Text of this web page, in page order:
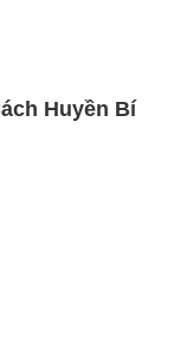
Huyền Bí